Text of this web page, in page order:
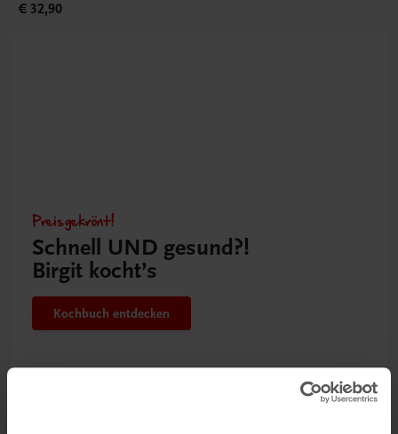
€ 32,90
Preisgekrönt!
Schnell UND gesund?!
Birgit kocht’s
Kochbuch entdecken